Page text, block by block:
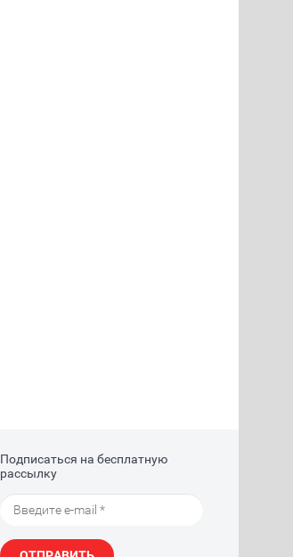
Подписаться на бесплатную
рассылку